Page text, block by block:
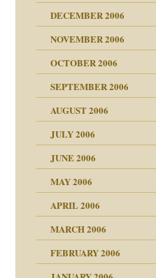
DECEMBER 2006
NOVEMBER 2006
OCTOBER 2006
SEPTEMBER 2006
AUGUST 2006
JULY 2006
JUNE 2006
MAY 2006
APRIL 2006
MARCH 2006
FEBRUARY 2006